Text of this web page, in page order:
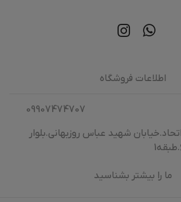
اطلاعات فروشگاه
09907474707
شهید عباس روزبهانی.بلوار
ما را بیشتر بشناسید